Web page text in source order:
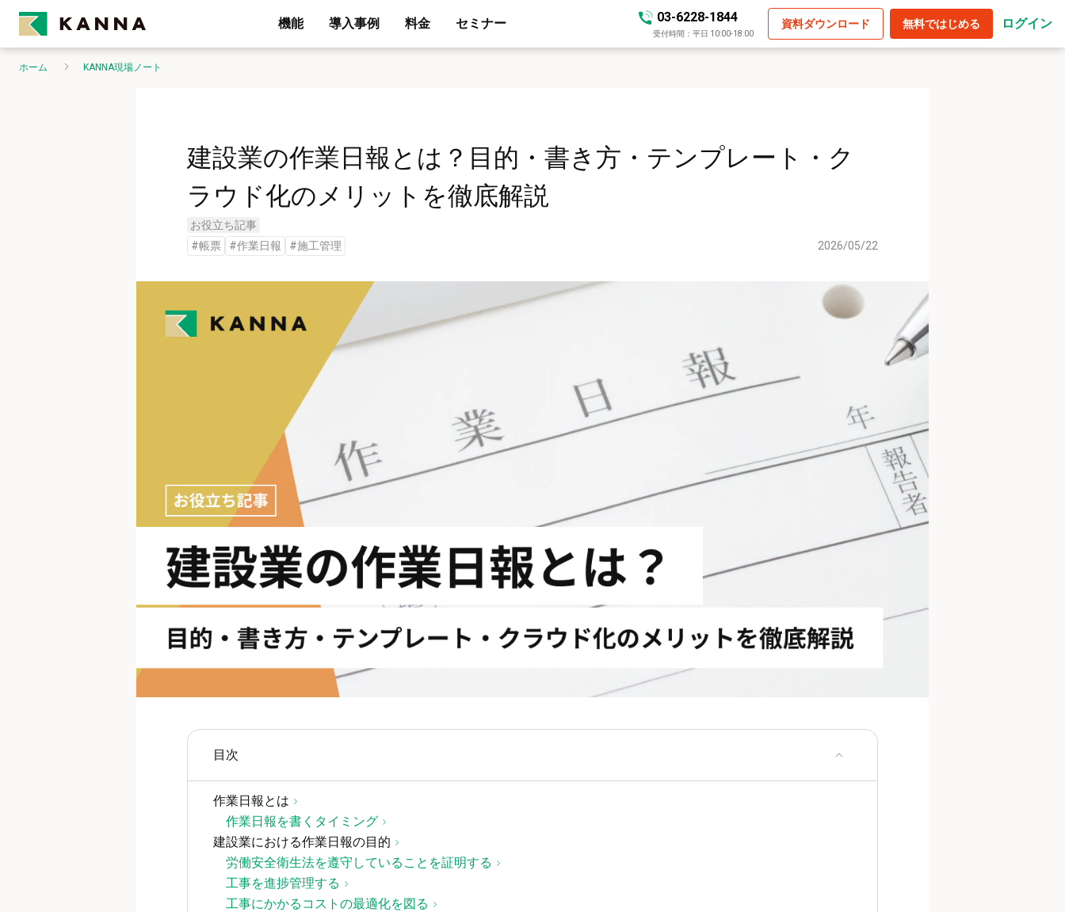
機能 導入事例 料金 セミナー 03-6228-1844
受付時間：平日 10:00-18:00
資料ダウンロード 無料ではじめる ログイン
ホーム KANNA現場ノート
建設業の作業日報とは？目的・書き方・テンプレート・ク
ラウド化のメリットを徹底解説
お役立ち記事
#帳票 #作業日報 #施工管理 2026/05/22
目次
作業日報とは
作業日報を書くタイミング
建設業における作業日報の目的
労働安全衛生法を遵守していることを証明する
工事を進捗管理する
工事にかかるコストの最適化を図る